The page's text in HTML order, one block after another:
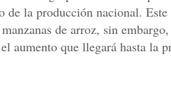
de la producción nacional. Este
de arroz, sin
aumento que llegará hasta la